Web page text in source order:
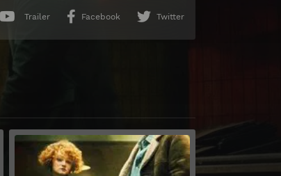
Trailer Facebook Twitter
Ver